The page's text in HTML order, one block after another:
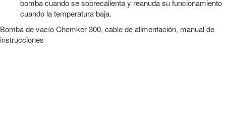
bomba cuando se sobrecalienta y reanuda su funcionamiento
cuando la temperatura baja.
Bomba de vacío Chemker 300, cable de alimentación, manual de
instrucciones